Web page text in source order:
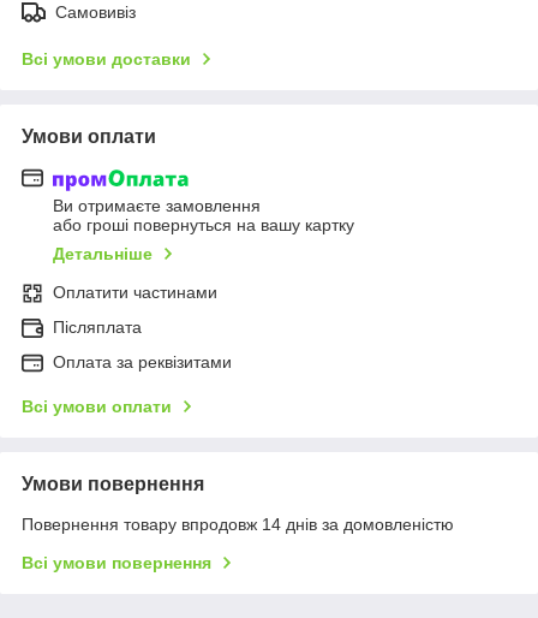
Самовивіз
Всі умови доставки
Умови оплати
Ви отримаєте замовлення
або гроші повернуться на вашу картку
Детальніше
Оплатити частинами
Післяплата
Оплата за реквізитами
Всі умови оплати
Умови повернення
Повернення товару впродовж 14 днів за домовленістю
Всі умови повернення